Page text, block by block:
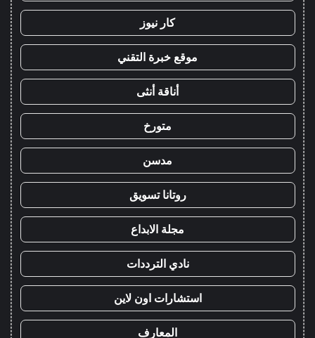
كار نيوز
موقع خبرة التقني
أناقة أنثى
متورخ
مدسن
روتانا تسويق
مجلة الابداع
نادي الترددات
استشارات اون لاين
المعارف